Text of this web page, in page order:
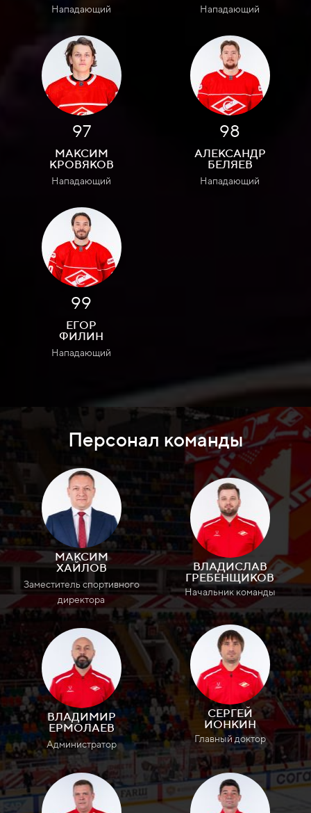
Нападающий Нападающий
97
МАКСИМ
КРОВЯКОВ
Нападающий
98
АЛЕКСАНДР
БЕЛЯЕВ
Нападающий
99
ЕГОР
ФИЛИН
Нападающий
Персонал команды
МАКСИМ
ХАЙЛОВ
Заместитель спортивного
директора
ВЛАДИСЛАВ
ГРЕБЕНЩИКОВ
Начальник команды
ВЛАДИМИР
ЕРМОЛАЕВ
Администратор
СЕРГЕЙ
ИОНКИН
Главный доктор